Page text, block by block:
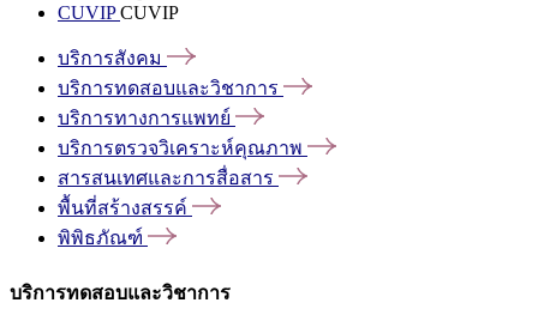
CUVIPCUVIP
บริการสังคม
บริการทดสอบและวิชาการ
บริการทางการแพทย์
บริการตรวจวิเคราะห์คุณภาพ
สารสนเทศและการสื่อสาร
พื้นที่สร้างสรรค์
พิพิธภัณฑ์
บริการทดสอบและวิชาการ